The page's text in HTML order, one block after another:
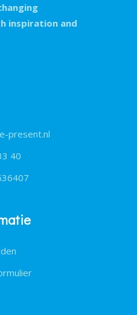
inspiration and
present.nl
40